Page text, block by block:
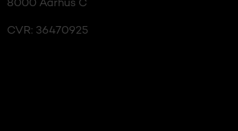
8000 Aarhus C
CVR: 36470925